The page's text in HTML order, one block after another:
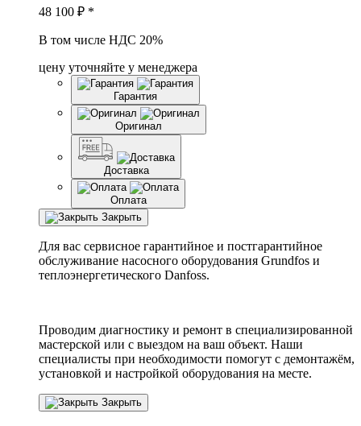
48 100 ₽ *
В том числе НДС 20%
цену уточняйте у менеджера
Гарантия
Оригинал
Доставка
Оплата
Закрыть
Для вас сервисное гарантийное и постгарантийное
обслуживание насосного оборудования Grundfos и
теплоэнергетического Danfoss.
Проводим диагностику и ремонт в специализированной
мастерской или с выездом на ваш объект. Наши
специалисты при необходимости помогут с демонтажём,
установкой и настройкой оборудования на месте.
Закрыть